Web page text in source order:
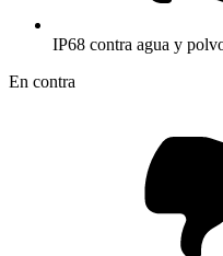
IP68 contra agua y
En contra